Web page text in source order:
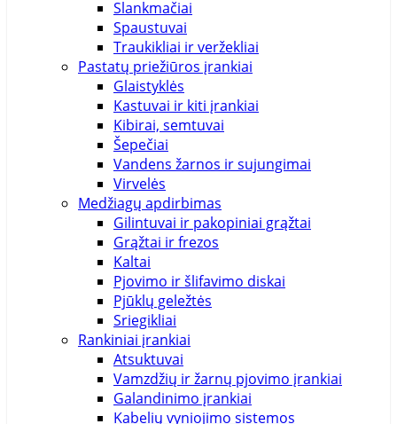
Slankmačiai
Spaustuvai
Traukikliai ir veržekliai
Pastatų priežiūros įrankiai
Glaistyklės
Kastuvai ir kiti įrankiai
Kibirai, semtuvai
Šepečiai
Vandens žarnos ir sujungimai
Virvelės
Medžiagų apdirbimas
Gilintuvai ir pakopiniai grąžtai
Grąžtai ir frezos
Kaltai
Pjovimo ir šlifavimo diskai
Pjūklų geležtės
Sriegikliai
Rankiniai įrankiai
Atsuktuvai
Vamzdžių ir žarnų pjovimo įrankiai
Galandinimo įrankiai
Kabelių vyniojimo sistemos